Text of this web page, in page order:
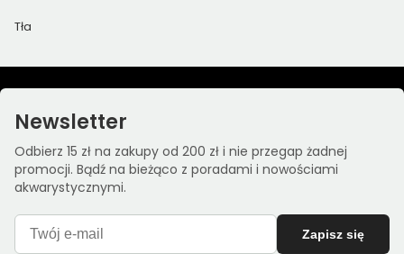
Tła
Newsletter
Odbierz 15 zł na zakupy od 200 zł i nie przegap żadnej
promocji. Bądź na bieżąco z poradami i nowościami
akwarystycznymi.
Zapisz się